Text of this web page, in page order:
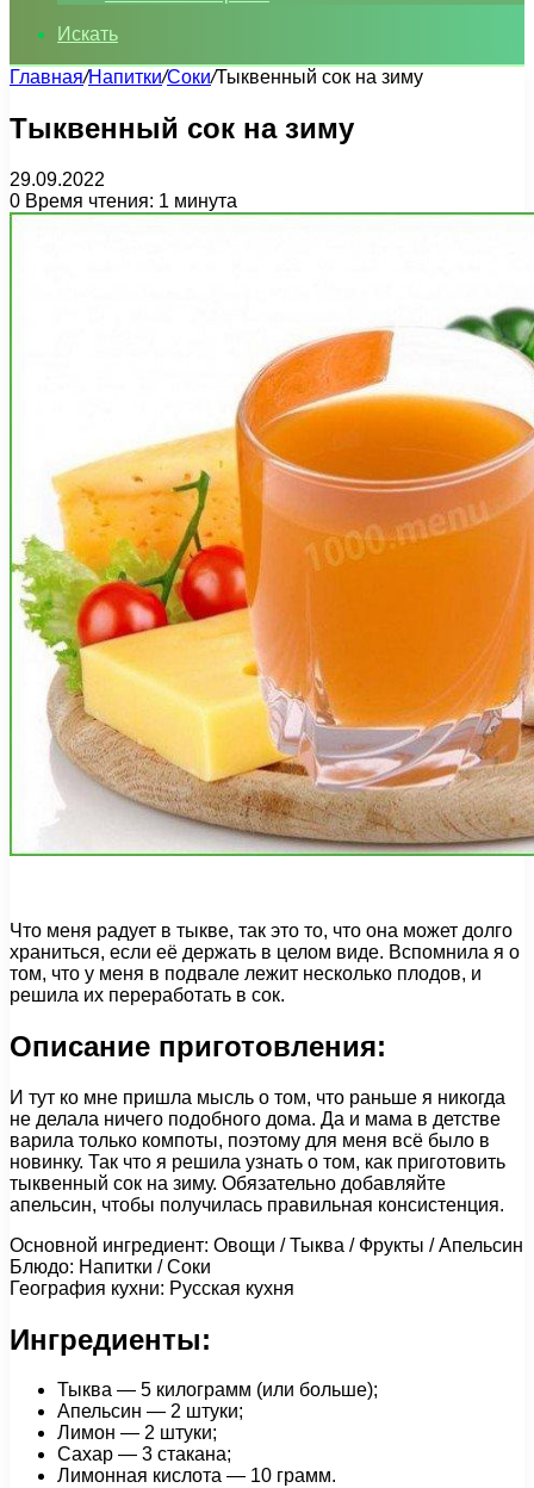
Искать
Главная/Напитки/Соки/Тыквенный сок на зиму
Тыквенный сок на зиму
29.09.2022
0 Время чтения: 1 минута
Что меня радует в тыкве, так это то, что она может долго
храниться, если её держать в целом виде. Вспомнила я о
том, что у меня в подвале лежит несколько плодов, и
решила их переработать в сок.
Описание приготовления:
И тут ко мне пришла мысль о том, что раньше я никогда
не делала ничего подобного дома. Да и мама в детстве
варила только компоты, поэтому для меня всё было в
новинку. Так что я решила узнать о том, как приготовить
тыквенный сок на зиму. Обязательно добавляйте
апельсин, чтобы получилась правильная консистенция.
Основной ингредиент: Овощи / Тыква / Фрукты / Апельсин
Блюдо: Напитки / Соки
География кухни: Русская кухня
Ингредиенты:
Тыква — 5 килограмм (или больше);
Апельсин — 2 штуки;
Лимон — 2 штуки;
Сахар — 3 стакана;
Лимонная кислота — 10 грамм.